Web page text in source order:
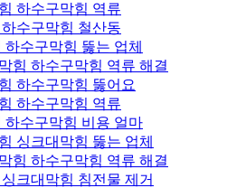
하수구막힘 역류
수구막힘 철산동
수구막힘 뚫는 업체
힘 하수구막힘 역류 해결
하수구막힘 뚫어요
하수구막힘 역류
하수구막힘 비용 얼마
싱크대막힘 뚫는 업체
힘 하수구막힘 역류 해결
크대막힘 침전물 제거